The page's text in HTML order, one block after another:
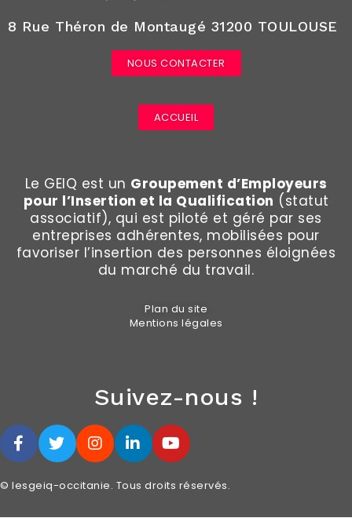
8 Rue Théron de Montaugé 31200 TOULOUSE
NOUS CONTACTER
ACCUEIL
Le GEIQ est un Groupement d’Employeurs
pour l’Insertion et la Qualification (statut
associatif), qui est piloté et géré par ses
entreprises adhérentes, mobilisées pour
favoriser l’insertion des personnes éloignées
du marché du travail.
Plan du site
Mentions légales
Suivez-nous !
© lesgeiq-occitanie. Tous droits réservés.